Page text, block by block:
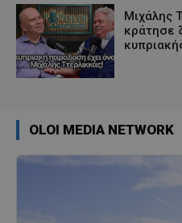
Μιχάλης
κράτησε
OLOI MEDIA NETWORK